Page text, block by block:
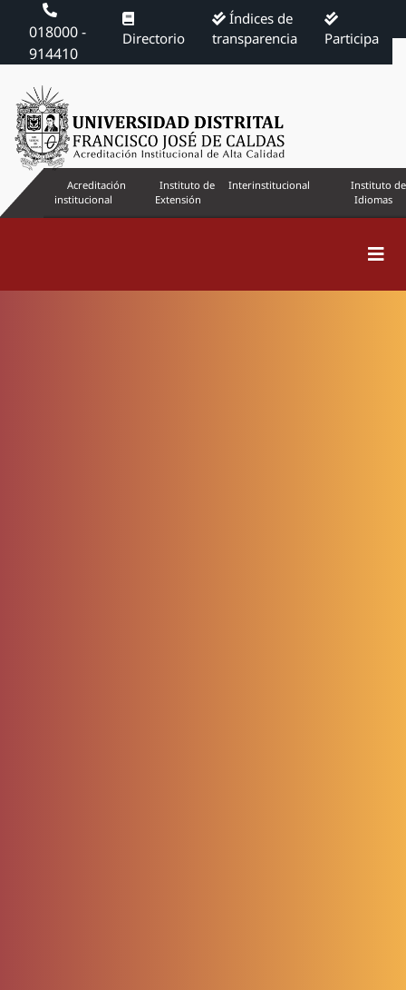
018000 -
914410
Directorio
Índices de
transparencia
Participa
Acreditación
institucional
Instituto de
Extensión
Interinstitucional
Instituto de
Idiomas